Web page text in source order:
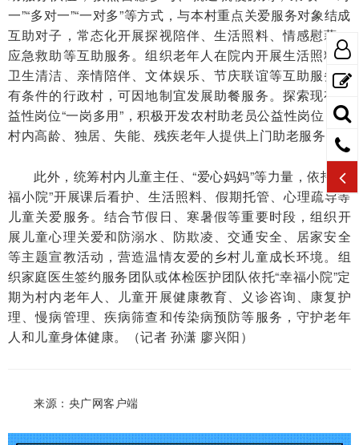
一”“多对一”“一对多”等方式，与本村重点关爱服务对象结成
互助对子，常态化开展探视陪伴、生活照料、情感慰藉、
应急救助等互助服务。组织老年人在院内开展生活照料、
卫生清洁、亲情陪伴、文体娱乐、节庆联谊等互助服务。
有条件的行政村，可因地制宜发展助餐服务。探索现有公
益性岗位“一岗多用”，积极开发农村助老员公益性岗位，为
村内高龄、独居、失能、残疾老年人提供上门助老服务。
此外，统筹村内儿童主任、“爱心妈妈”等力量，依托“幸
福小院”开展课后看护、生活照料、假期托管、心理疏导等
儿童关爱服务。结合节假日、寒暑假等重要时段，组织开
展儿童心理关爱和防溺水、防欺凌、交通安全、居家安全
等主题宣教活动，营造温情友爱的乡村儿童成长环境。组
织家庭医生签约服务团队或体检医护团队依托“幸福小院”定
期为村内老年人、儿童开展健康教育、义诊咨询、康复护
理、慢病管理、疾病筛查和传染病预防等服务，守护老年
人和儿童身体健康。（记者 孙潇 廖兴阳）
来源：央广网客户端